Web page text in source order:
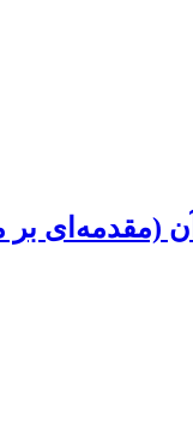
(مقدمه‌ای